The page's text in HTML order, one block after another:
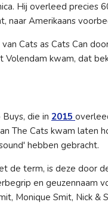
Hij overleed precies
naar Amerikaans
Cats as Cats Can
kwam, dat
die in 2015
The Cats kwam laten
hebben gebracht.
de term, is deze door
en geuzennaam
Monique Smit, Nick &